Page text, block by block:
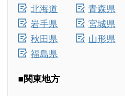
北海道
青森県
岩手県
宮城県
秋田県
山形県
福島県
■関東地方